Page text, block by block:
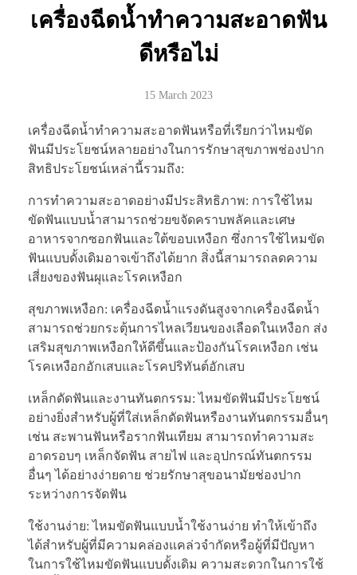
เครื่องฉีดน้ำทำความสะอาดฟัน
ดีหรือไม่
15 March 2023
เครื่องฉีดน้ำทำความสะอาดฟันหรือที่เรียกว่าไหมขัด
ฟันมีประโยชน์หลายอย่างในการรักษาสุขภาพช่องปาก
สิทธิประโยชน์เหล่านี้รวมถึง:
การทำความสะอาดอย่างมีประสิทธิภาพ: การใช้ไหม
ขัดฟันแบบน้ำสามารถช่วยขจัดคราบพลัคและเศษ
อาหารจากซอกฟันและใต้ขอบเหงือก ซึ่งการใช้ไหมขัด
ฟันแบบดั้งเดิมอาจเข้าถึงได้ยาก สิ่งนี้สามารถลดความ
เสี่ยงของฟันผุและโรคเหงือก
สุขภาพเหงือก: เครื่องฉีดน้ำแรงดันสูงจากเครื่องฉีดน้ำ
สามารถช่วยกระตุ้นการไหลเวียนของเลือดในเหงือก ส่ง
เสริมสุขภาพเหงือกให้ดีขึ้นและป้องกันโรคเหงือก เช่น
โรคเหงือกอักเสบและโรคปริทันต์อักเสบ
เหล็กดัดฟันและงานทันตกรรม: ไหมขัดฟันมีประโยชน์
อย่างยิ่งสำหรับผู้ที่ใส่เหล็กดัดฟันหรืองานทันตกรรมอื่นๆ
เช่น สะพานฟันหรือรากฟันเทียม สามารถทำความสะ
อาดรอบๆ เหล็กจัดฟัน สายไฟ และอุปกรณ์ทันตกรรม
อื่นๆ ได้อย่างง่ายดาย ช่วยรักษาสุขอนามัยช่องปาก
ระหว่างการจัดฟัน
ใช้งานง่าย: ไหมขัดฟันแบบน้ำใช้งานง่าย ทำให้เข้าถึง
ได้สำหรับผู้ที่มีความคล่องแคล่วจำกัดหรือผู้ที่มีปัญหา
ในการใช้ไหมขัดฟันแบบดั้งเดิม ความสะดวกในการใช้